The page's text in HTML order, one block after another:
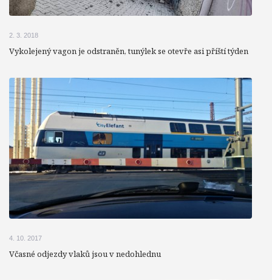
2. 3. 2018
Vykolejený vagon je odstraněn, tunýlek se otevře asi příští týden
4. 10. 2017
Včasné odjezdy vlaků jsou v nedohlednu